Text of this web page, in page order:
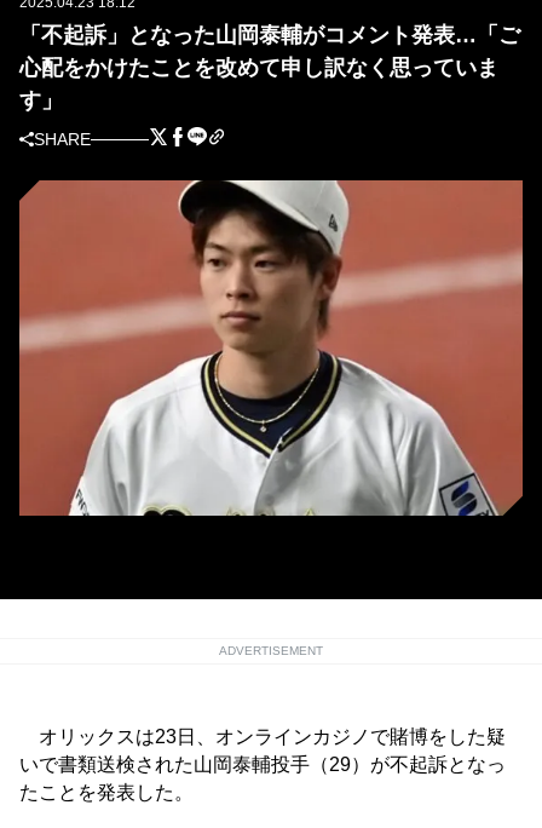
「不起訴」となった山岡泰輔がコメント発表…「ご
心配をかけたことを改めて申し訳なく思っていま
す」
SHARE
ADVERTISEMENT
オリックスは23日、オンラインカジノで賭博をした疑
いで書類送検された山岡泰輔投手（29）が不起訴となっ
たことを発表した。